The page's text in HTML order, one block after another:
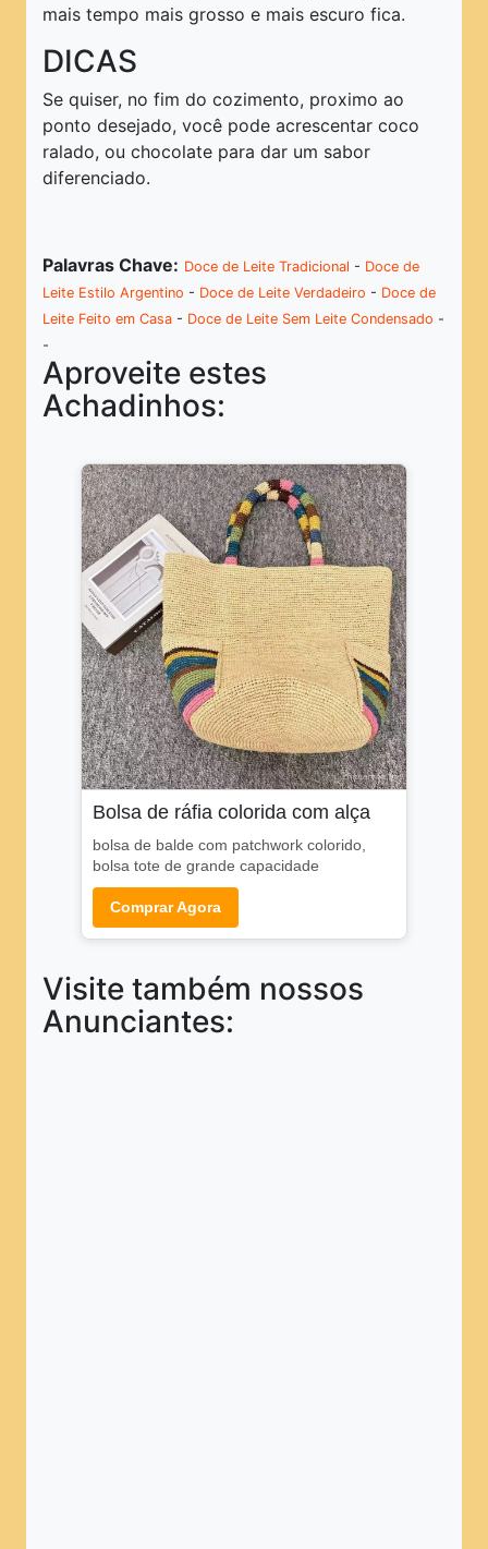
mais tempo mais grosso e mais escuro fica.
DICAS
Se quiser, no fim do cozimento, proximo ao
ponto desejado, você pode acrescentar coco
ralado, ou chocolate para dar um sabor
diferenciado.
Palavras Chave: Doce de Leite Tradicional - Doce de
Leite Estilo Argentino - Doce de Leite Verdadeiro - Doce de
Leite Feito em Casa - Doce de Leite Sem Leite Condensado -
-
Aproveite estes
Achadinhos:
Bolsa de ráfia colorida com alça
bolsa de balde com patchwork colorido,
bolsa tote de grande capacidade
Comprar Agora
Visite também nossos
Anunciantes: